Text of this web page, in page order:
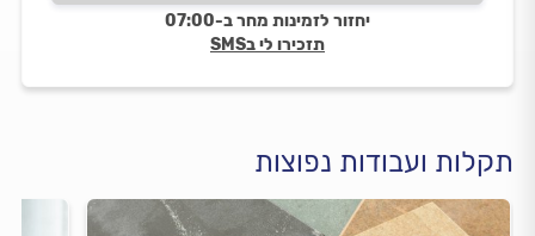
יחזור לזמינות מחר ב-07:00
תזכירו לי בSMS
תקלות ועבודות נפוצות